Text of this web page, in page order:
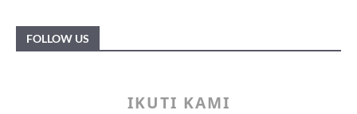
FOLLOW US
IKUTI KAMI